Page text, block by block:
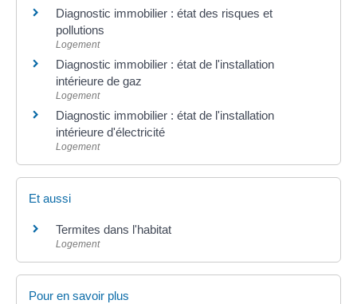
Diagnostic immobilier : état des risques et
pollutions
Logement
Diagnostic immobilier : état de l'installation
intérieure de gaz
Logement
Diagnostic immobilier : état de l'installation
intérieure d'électricité
Logement
Et aussi
Termites dans l'habitat
Logement
Pour en savoir plus